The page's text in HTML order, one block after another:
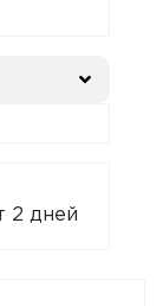
2 дней